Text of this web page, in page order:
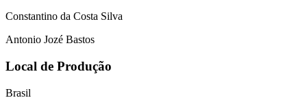
Constantino da Costa Silva
Antonio Jozé Bastos
Local de Produção
Brasil